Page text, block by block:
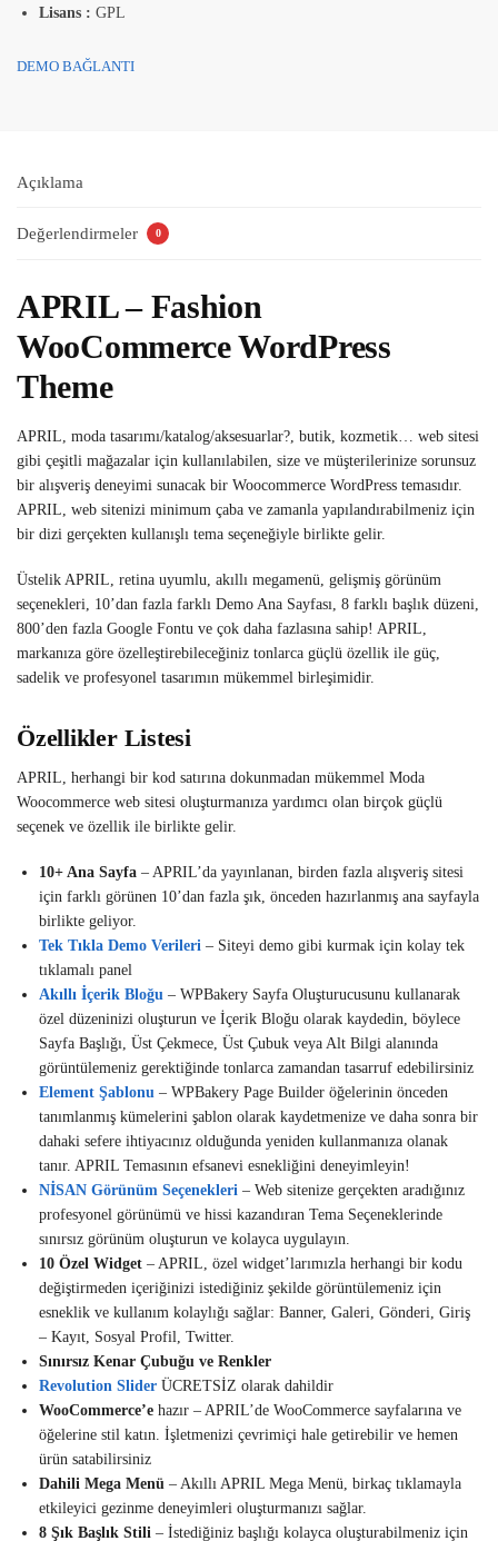
Lisans : GPL
DEMO BAĞLANTI
Açıklama
Değerlendirmeler 0
APRIL – Fashion
WooCommerce WordPress
Theme
APRIL, moda tasarımı/katalog/aksesuarlar?, butik, kozmetik… web sitesi
gibi çeşitli mağazalar için kullanılabilen, size ve müşterilerinize sorunsuz
bir alışveriş deneyimi sunacak bir Woocommerce WordPress temasıdır.
APRIL, web sitenizi minimum çaba ve zamanla yapılandırabilmeniz için
bir dizi gerçekten kullanışlı tema seçeneğiyle birlikte gelir.
Üstelik APRIL, retina uyumlu, akıllı megamenü, gelişmiş görünüm
seçenekleri, 10’dan fazla farklı Demo Ana Sayfası, 8 farklı başlık düzeni,
800’den fazla Google Fontu ve çok daha fazlasına sahip! APRIL,
markanıza göre özelleştirebileceğiniz tonlarca güçlü özellik ile güç,
sadelik ve profesyonel tasarımın mükemmel birleşimidir.
Özellikler Listesi
APRIL, herhangi bir kod satırına dokunmadan mükemmel Moda
Woocommerce web sitesi oluşturmanıza yardımcı olan birçok güçlü
seçenek ve özellik ile birlikte gelir.
10+ Ana Sayfa – APRIL’da yayınlanan, birden fazla alışveriş sitesi
için farklı görünen 10’dan fazla şık, önceden hazırlanmış ana sayfayla
birlikte geliyor.
Tek Tıkla Demo Verileri – Siteyi demo gibi kurmak için kolay tek
tıklamalı panel
Akıllı İçerik Bloğu – WPBakery Sayfa Oluşturucusunu kullanarak
özel düzeninizi oluşturun ve İçerik Bloğu olarak kaydedin, böylece
Sayfa Başlığı, Üst Çekmece, Üst Çubuk veya Alt Bilgi alanında
görüntülemeniz gerektiğinde tonlarca zamandan tasarruf edebilirsiniz
Element Şablonu – WPBakery Page Builder öğelerinin önceden
tanımlanmış kümelerini şablon olarak kaydetmenize ve daha sonra bir
dahaki sefere ihtiyacınız olduğunda yeniden kullanmanıza olanak
tanır. APRIL Temasının efsanevi esnekliğini deneyimleyin!
NİSAN Görünüm Seçenekleri – Web sitenize gerçekten aradığınız
profesyonel görünümü ve hissi kazandıran Tema Seçeneklerinde
sınırsız görünüm oluşturun ve kolayca uygulayın.
10 Özel Widget – APRIL, özel widget’larımızla herhangi bir kodu
değiştirmeden içeriğinizi istediğiniz şekilde görüntülemeniz için
esneklik ve kullanım kolaylığı sağlar: Banner, Galeri, Gönderi, Giriş
– Kayıt, Sosyal Profil, Twitter.
Sınırsız Kenar Çubuğu ve Renkler
Revolution Slider ÜCRETSİZ olarak dahildir
WooCommerce’e hazır – APRIL’de WooCommerce sayfalarına ve
öğelerine stil katın. İşletmenizi çevrimiçi hale getirebilir ve hemen
ürün satabilirsiniz
Dahili Mega Menü – Akıllı APRIL Mega Menü, birkaç tıklamayla
etkileyici gezinme deneyimleri oluşturmanızı sağlar.
8 Şık Başlık Stili – İstediğiniz başlığı kolayca oluşturabilmeniz için